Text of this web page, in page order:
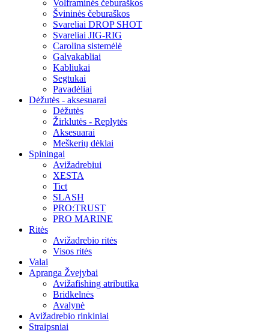
Volframinės čeburaškos
Švininės čeburaškos
Svareliai DROP SHOT
Svareliai JIG-RIG
Carolina sistemėlė
Galvakabliai
Kabliukai
Segtukai
Pavadėliai
Dėžutės - aksesuarai
Dėžutės
Žirklutės - Replytės
Aksesuarai
Meškerių dėklai
Spiningai
Avižadrebiui
XESTA
Tict
SLASH
PRO:TRUST
PRO MARINE
Ritės
Avižadrebio ritės
Visos ritės
Valai
Apranga Žvejybai
Avižafishing atributika
Bridkelnės
Avalynė
Avižadrebio rinkiniai
Straipsniai